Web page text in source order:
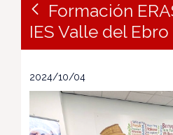
Formación
IES Valle del Ebro
2024/10/04